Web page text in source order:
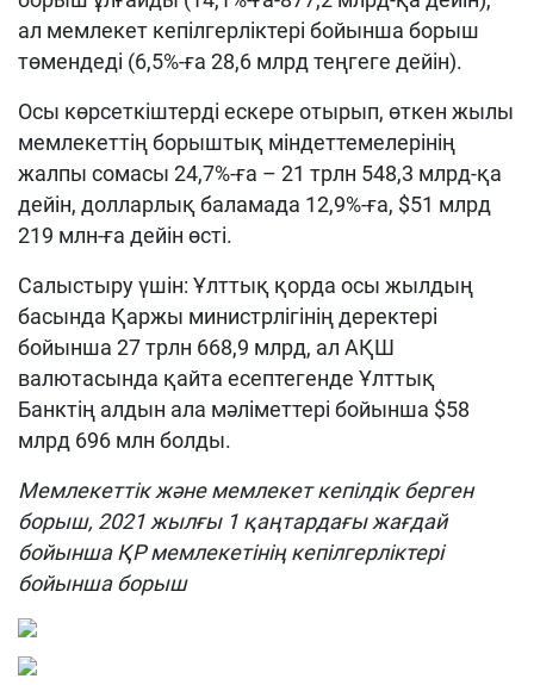
ал мемлекет кепілгерліктері бойынша борыш
төмендеді (6,5%-ға 28,6 млрд теңгеге дейін).
Осы көрсеткіштерді ескере отырып, өткен жылы
мемлекеттің борыштық міндеттемелерінің
жалпы сомасы 24,7%-ға – 21 трлн 548,3 млрд-қа
дейін, долларлық баламада 12,9%-ға, $51 млрд
219 млн-ға дейін өсті.
Салыстыру үшін: Ұлттық қорда осы жылдың
басында Қаржы министрлігінің деректері
бойынша 27 трлн 668,9 млрд, ал АҚШ
валютасында қайта есептегенде Ұлттық
Банктің алдын ала мәліметтері бойынша $58
млрд 696 млн болды.
Мемлекеттік және мемлекет кепілдік берген
борыш, 2021 жылғы 1 қаңтардағы жағдай
бойынша ҚР мемлекетінің кепілгерліктері
бойынша борыш